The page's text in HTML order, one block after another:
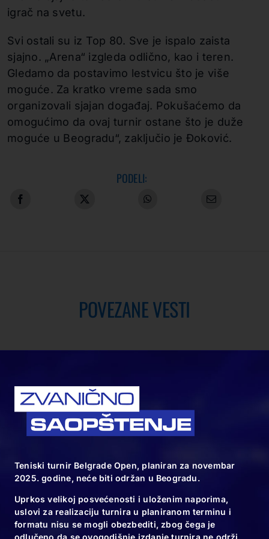
igrač na svetu.
Svi ostali su iz Top 80. Sve je ispalo zaista
sjajno. „Arena“ izgleda odlično, kao i teren.
Gledamo da postavimo lestvicu što je više
moguće. Za kratko vreme sada smo
organizovali sjajan događaj. Pokušaćemo da
omogućimo da ovaj turnir ostane što je duže
moguće u Beogradu“, zaključio je Đoković.
PODELI:
POVEZANE VESTI
10.11.24
Spektakl za kraj
velikog teniskog
turnira u
Teniski turnir Belgrade Open, planiran za novembar
2025. godine, neće biti održan u Beogradu.
Uprkos velikoj posvećenosti i uloženim naporima,
uslovi za realizaciju turnira u planiranom terminu i
formatu nisu se mogli obezbediti, zbog čega je